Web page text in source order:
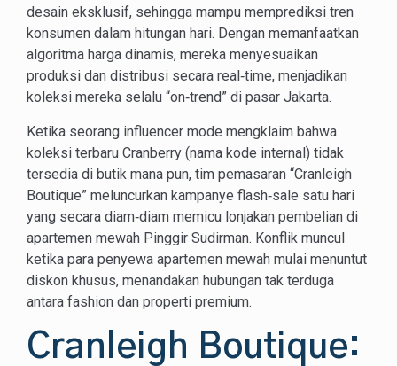
desain eksklusif, sehingga mampu memprediksi tren
konsumen dalam hitungan hari. Dengan memanfaatkan
algoritma harga dinamis, mereka menyesuaikan
produksi dan distribusi secara real‑time, menjadikan
koleksi mereka selalu “on‑trend” di pasar Jakarta.
Ketika seorang influencer mode mengklaim bahwa
koleksi terbaru Cranberry (nama kode internal) tidak
tersedia di butik mana pun, tim pemasaran “Cranleigh
Boutique” meluncurkan kampanye flash‑sale satu hari
yang secara diam‑diam memicu lonjakan pembelian di
apartemen mewah Pinggir Sudirman. Konflik muncul
ketika para penyewa apartemen mewah mulai menuntut
diskon khusus, menandakan hubungan tak terduga
antara fashion dan properti premium.
Cranleigh Boutique: